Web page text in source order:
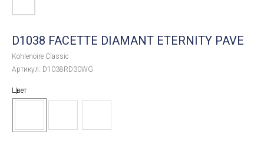
D1038 FACETTE DIAMANT ETERNITY PAVE
Kohlenoire Classic
Артикул: D1038RD30WG
Цвет